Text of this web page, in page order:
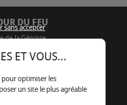
DU FEU
de la Génoise
22 98 09
un e-mail
sans accepter
ET VOUS...
optimiser les
un site le plus agréable